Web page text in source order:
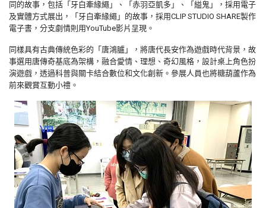
同的故事，包括「牙白牽緣繩」、「赤羽亞凱多」、「縊鬼」，採用電子
及實體方式展出，「牙白牽緣繩」的故事，採用CLIP STUDIO SHARE製作
電子書，分支劇情則用YouTube影片呈現。
同樣具有古典傳統色彩的「唐鴻臚」，將唐代長安作為遊戲時代背景，故
事選用唐傳奇基底為架構，融合愛情、理想、奇幻風格，設計桌上角色扮
演遊戲，透過科普與關卡結合數位和文化創新。參展人員也將糖葫蘆作為
前來觀賞互動小禮。